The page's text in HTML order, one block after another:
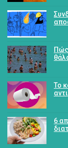
Πώς
Το
6